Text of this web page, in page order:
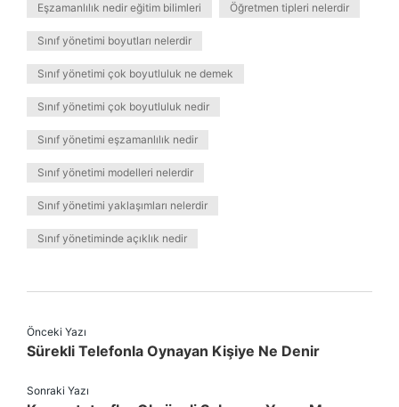
Eşzamanlılık nedir eğitim bilimleri Öğretmen tipleri nelerdir
Sınıf yönetimi boyutları nelerdir
Sınıf yönetimi çok boyutluluk ne demek
Sınıf yönetimi çok boyutluluk nedir
Sınıf yönetimi eşzamanlılık nedir
Sınıf yönetimi modelleri nelerdir
Sınıf yönetimi yaklaşımları nelerdir
Sınıf yönetiminde açıklık nedir
Önceki Yazı
Sürekli Telefonla Oynayan Kişiye Ne Denir
Sonraki Yazı